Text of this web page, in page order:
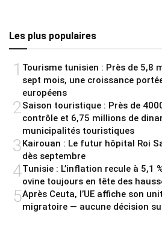
Les plus populaires
1 Tourisme tunisien : Près de 5,8
sept mois, une croissance
européens
2Saison touristique : Près de
contrôle et 6,75 millions de
municipalités touristiques
3Kairouan : Le futur hôpital Roi
dès septembre
4Tunisie : L’inflation recule à 5,1
ovine toujours en tête des
5Après Ceuta, l’UE affiche son
migratoire — aucune décision